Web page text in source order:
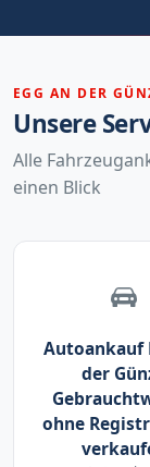
EGG AN DER
Unsere
Alle
einen Blick
Autoankauf
der
ohne